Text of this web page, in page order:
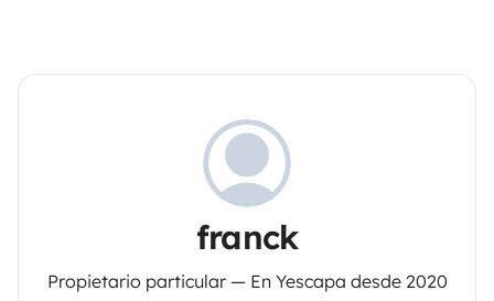
franck
Propietario particular — En Yescapa desde 2020